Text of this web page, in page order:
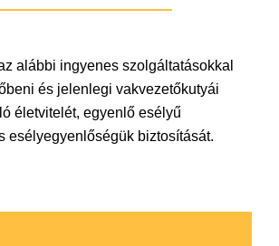
alábbi ingyenes szolgáltatásokkal
és jelenlegi vakvezetőkutyái
életvitelét, egyenlő esélyű
esélyegyenlőségük biztosítását.